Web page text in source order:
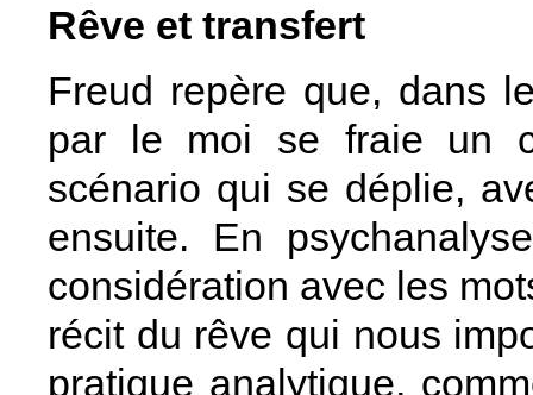
Rêve et transfert
Freud repère que, dans
par le moi se fraie un
scénario qui se déplie,
ensuite. En
considération avec les
récit du rêve qui nous
pratique analytique,